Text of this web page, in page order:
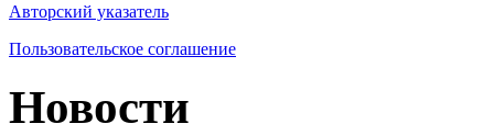
Авторский указатель
Пользовательское соглашение
Новости